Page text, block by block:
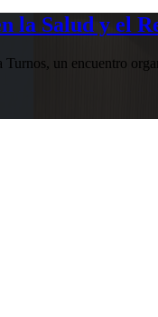
la Salud y el
Turnos, un encuentro